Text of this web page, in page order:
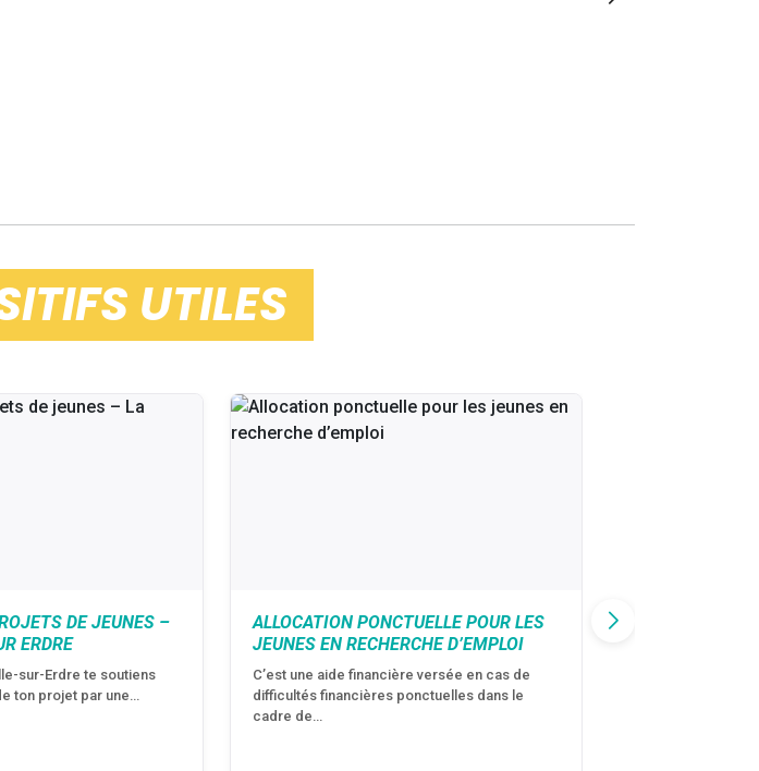
UTILES
DE JEUNES –
ERDRE
sur-Erdre te soutiens
ton projet par une…
ALLOCATION PONCTUELLE POUR LES
JEUNES EN RECHERCHE D’EMPLOI
C’est une aide financière versée en cas de
difficultés financières ponctuelles dans le
cadre de…